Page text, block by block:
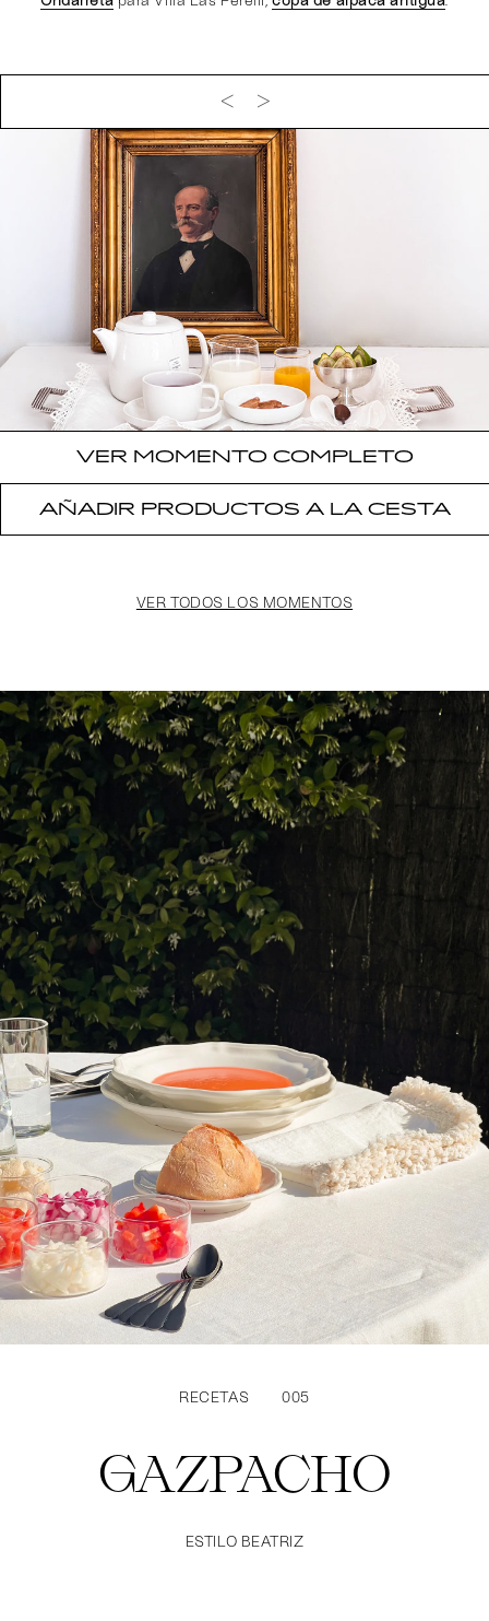
VER MOMENTO COMPLETO
AÑADIR PRODUCTOS A LA CESTA
VER TODOS LOS MOMENTOS
RECETAS 005
GAZPACHO
ESTILO BEATRIZ